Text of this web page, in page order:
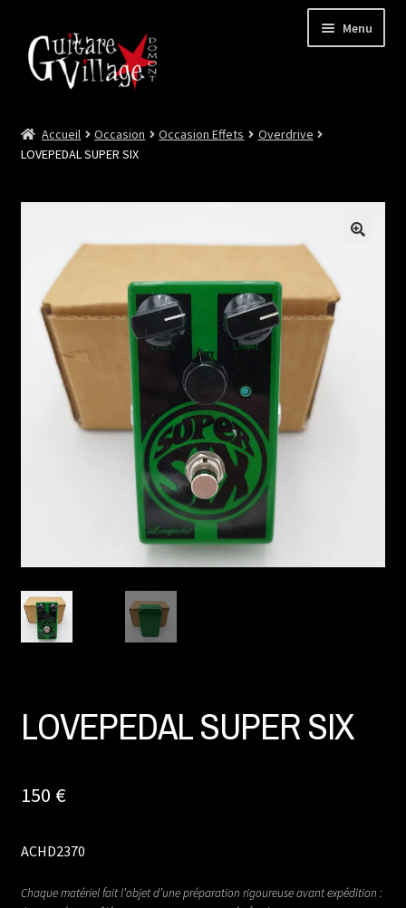
Menu
Neuf
le
enfant
Good Deal !
Contact
Accueil Occasion Occasion Effets
Overdrive
LOVEPEDAL SUPER SIX
LOVEPEDAL SUPER SIX
150 €
ACHD2370
Chaque matériel fait l’objet d’une préparation rigoureuse avant expédition :